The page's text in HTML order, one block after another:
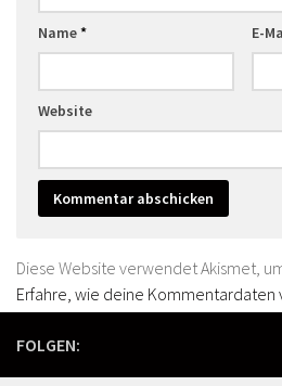
Name* E-
Website
Diese Website verwendet Akismet,
Erfahre, wie deine Kommentardaten
FOLGEN: